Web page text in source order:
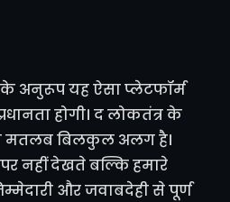
अनुरूप यह ऐसा प्लेटफॉर्म
होगी। द लोकतंत्र के
मतलब बिलकुल अलग है।
नहीं देखते बल्कि हमारे
और जवाबदेही से पूर्ण